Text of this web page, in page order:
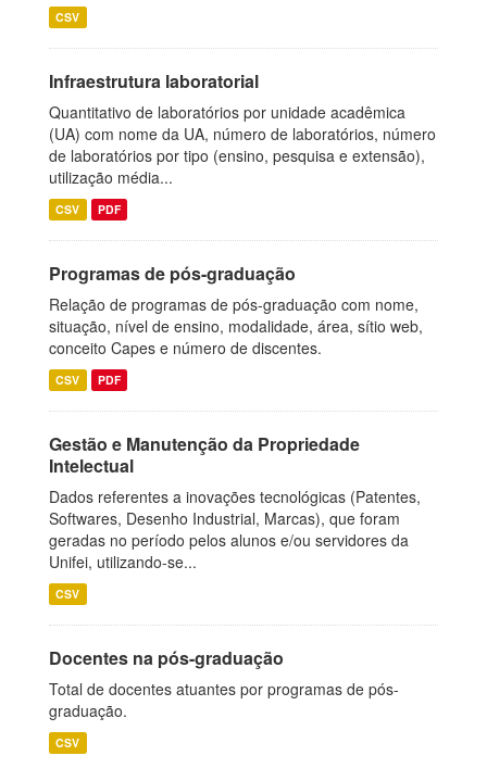
CSV
Infraestrutura laboratorial
Quantitativo de laboratórios por unidade acadêmica
(UA) com nome da UA, número de laboratórios, número
de laboratórios por tipo (ensino, pesquisa e extensão),
utilização média...
CSV PDF
Programas de pós-graduação
Relação de programas de pós-graduação com nome,
situação, nível de ensino, modalidade, área, sítio web,
conceito Capes e número de discentes.
CSV PDF
Gestão e Manutenção da Propriedade
Intelectual
Dados referentes a inovações tecnológicas (Patentes,
Softwares, Desenho Industrial, Marcas), que foram
geradas no período pelos alunos e/ou servidores da
Unifei, utilizando-se...
CSV
Docentes na pós-graduação
Total de docentes atuantes por programas de pós-
graduação.
CSV